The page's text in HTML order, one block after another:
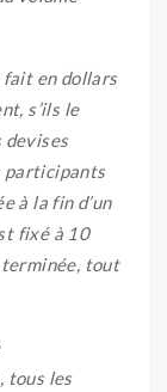
fait en dollars
s’ils le
devises
participants
à la fin d’un
fixé à 10
terminée, tout
tous les